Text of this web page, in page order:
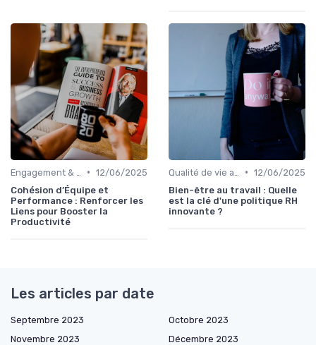
• 12/06/2025
Cohésion d’Équipe et
Performance : Renforcer les
Liens pour Booster la
Productivité
• 12/06/2025
Bien-être au travail : Quelle
est la clé d'une politique RH
innovante ?
Les articles par date
Septembre 2023
Octobre 2023
Novembre 2023
Décembre 2023